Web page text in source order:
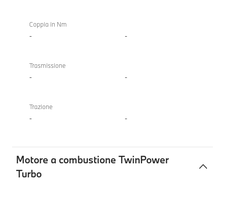
Coppia in Nm
- -
Trasmissione
- -
Trazione
- -
Motore a combustione TwinPower
Turbo